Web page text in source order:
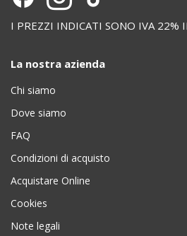
I PREZZI INDICATI SONO IVA 22%
La nostra azienda
Chi siamo
Dove siamo
FAQ
Condizioni di acquisto
Acquistare Online
Cookies
Note legali